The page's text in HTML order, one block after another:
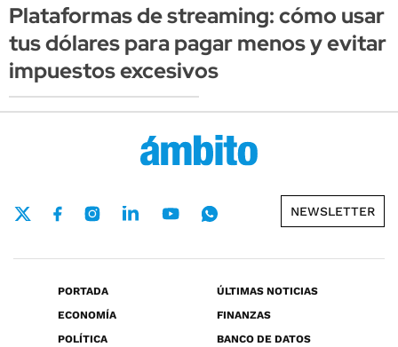
Plataformas de streaming: cómo usar
tus dólares para pagar menos y evitar
impuestos excesivos
NEWSLETTER
PORTADA
ÚLTIMAS NOTICIAS
ECONOMÍA
FINANZAS
POLÍTICA
BANCO DE DATOS